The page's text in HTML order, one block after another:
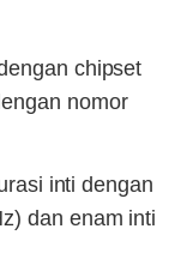
chipset
nomor
inti dengan
dan enam inti